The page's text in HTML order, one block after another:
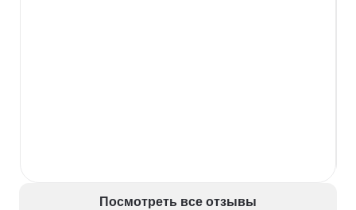
Посмотреть все отзывы